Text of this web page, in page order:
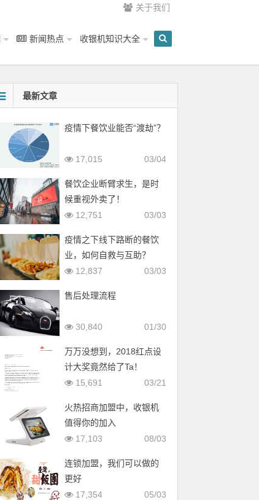
关于我们
新闻热点 收银机知识大全
最新文章
疫情下餐饮业能否“渡劫”？
03/04
17,015
餐饮企业断臂求生，是时
候重视外卖了！
03/03
12,751
疫情之下线下路断的餐饮
业，如何自救与互助？
03/03
12,837
售后处理流程
01/30
30,840
万万没想到，2018红点设
计大奖竟然给了Ta！
03/21
15,691
火热招商加盟中，收银机
值得你的加入
08/03
17,103
连锁加盟，我们可以做的
更好
05/03
17,354